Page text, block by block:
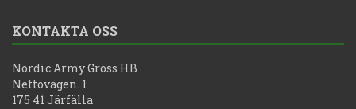
KONTAKTA OSS
Nordic Army Gross HB
Nettovägen. 1
175 41 Järfälla